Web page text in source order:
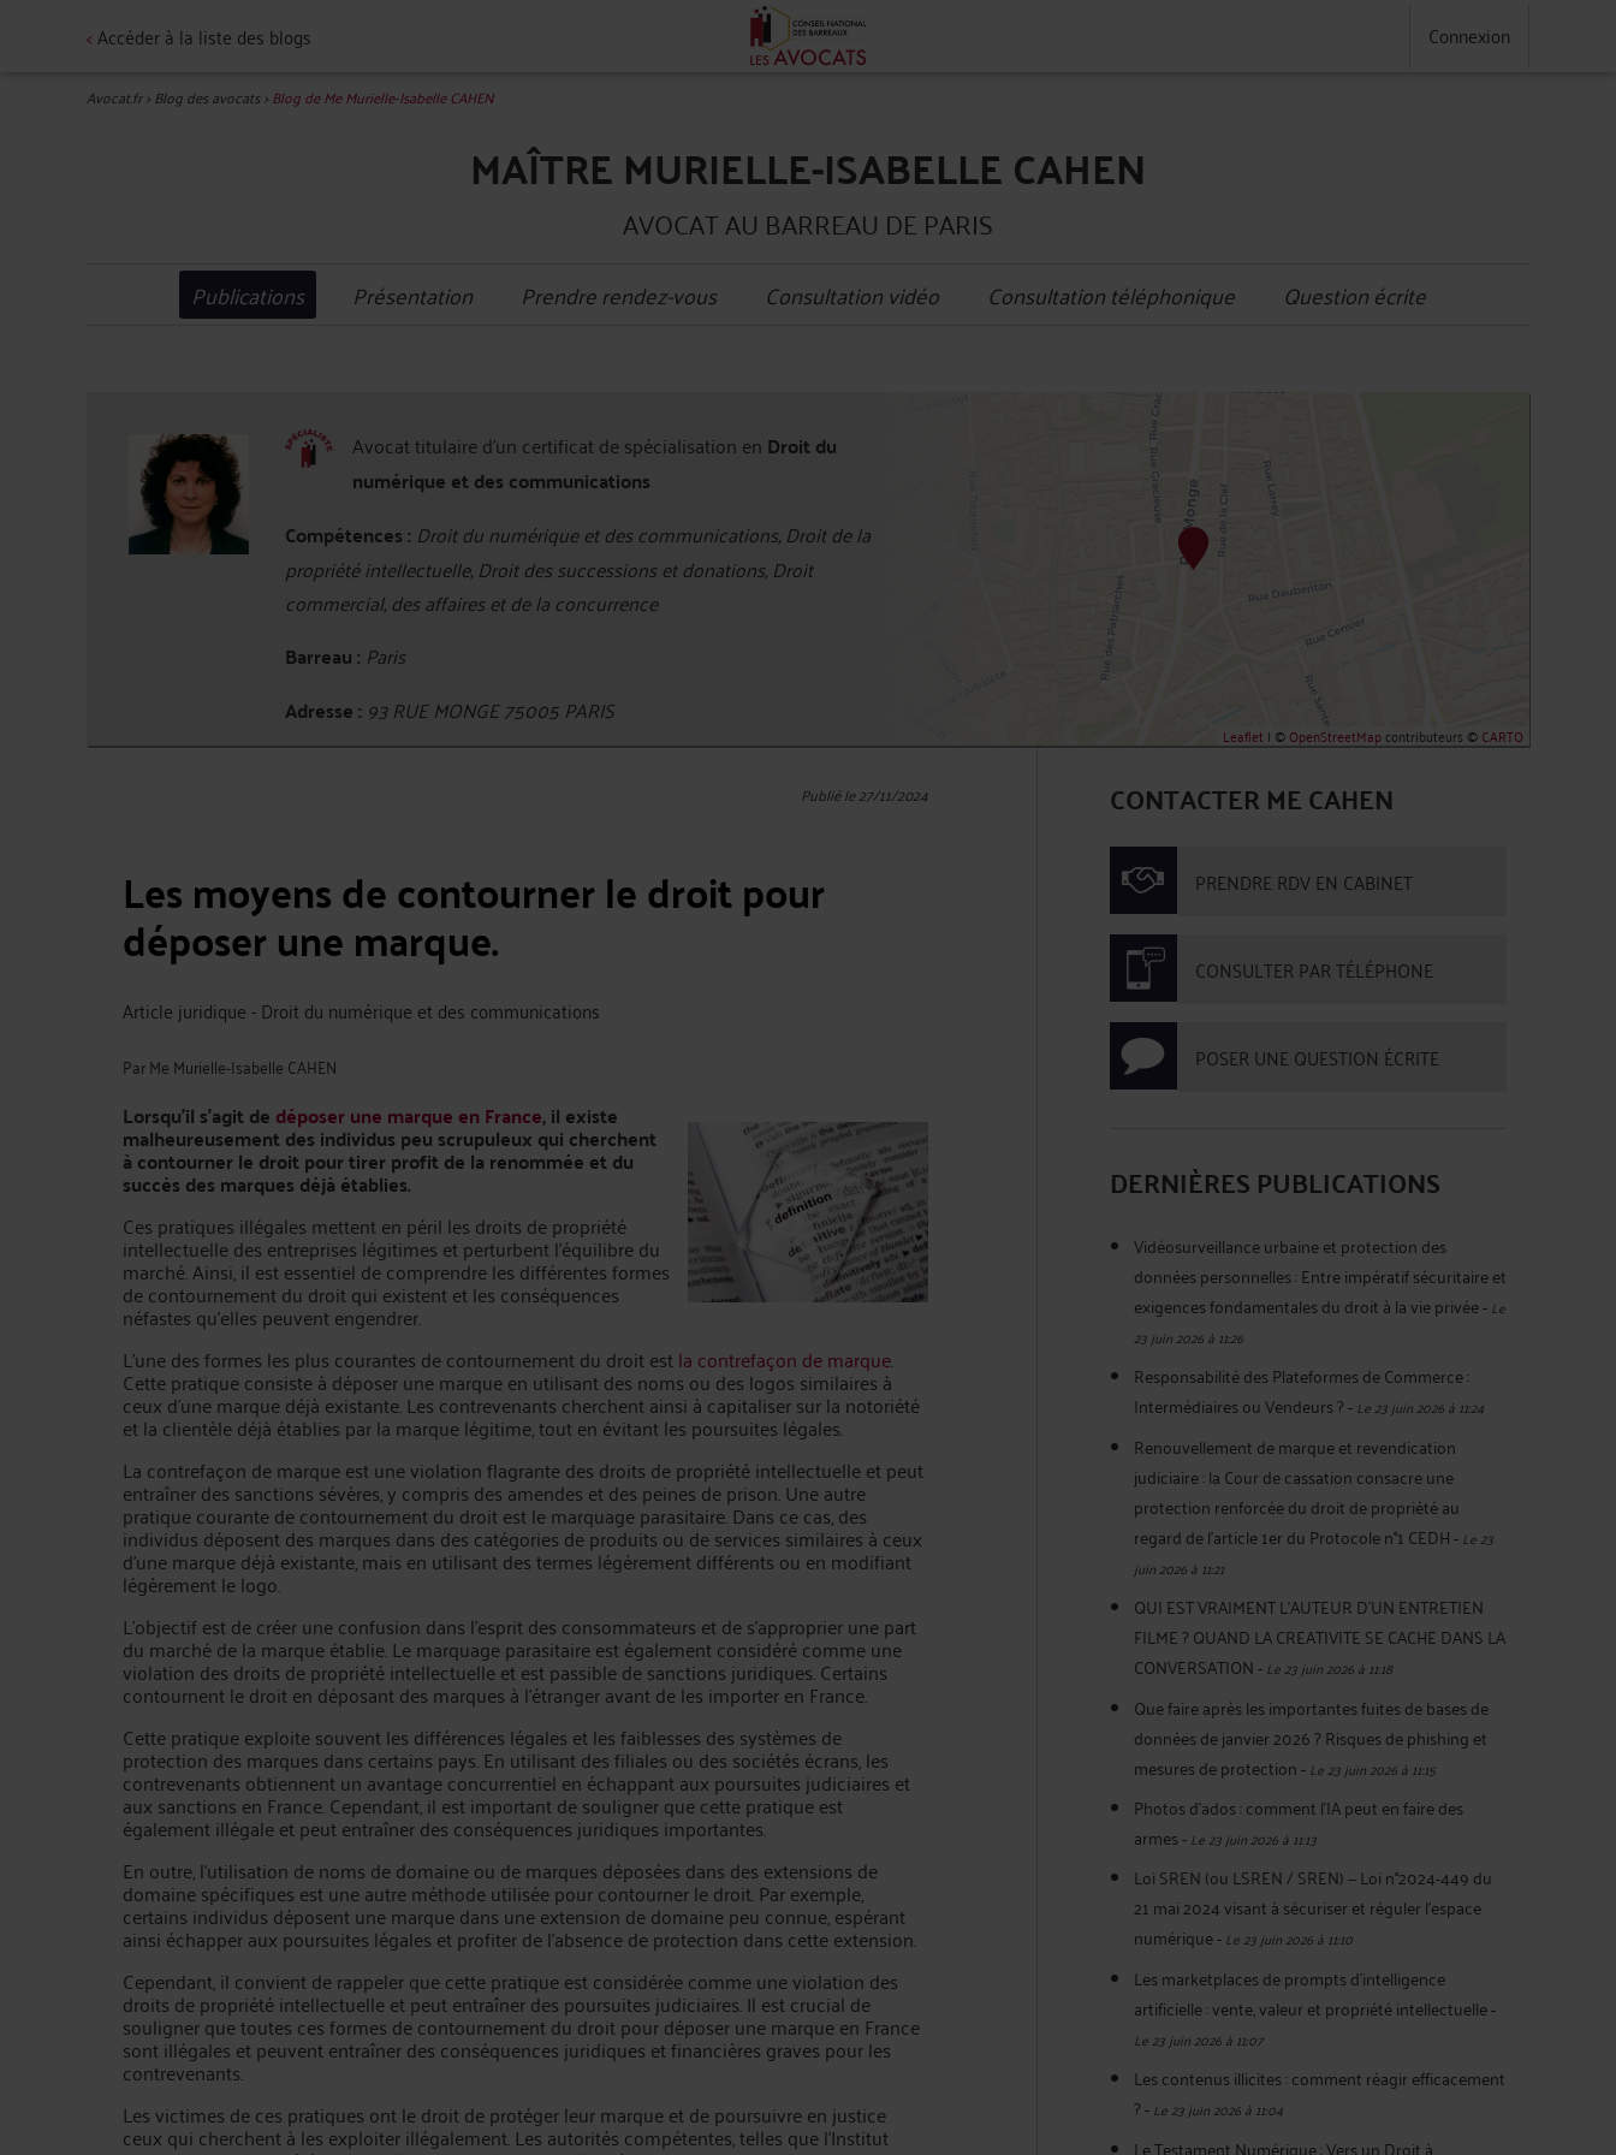
<Accéder à la liste des blogs Connexion
Avocat.fr>Blog des avocats>Blog de Me Murielle-Isabelle CAHEN
MAÎTRE MURIELLE-ISABELLE CAHEN
AVOCAT AU BARREAU DE PARIS
Publications Présentation Prendre rendez-vous Consultation vidéo Consultation téléphonique Question écrite
Avocat titulaire d'un certificat de spécialisation en Droit du
numérique et des communications
Compétences : Droit du numérique et des communications, Droit de la
propriété intellectuelle, Droit des successions et donations, Droit
commercial, des affaires et de la concurrence
Barreau : Paris
Adresse : 93 RUE MONGE 75005 PARIS
Leaflet | ©OpenStreetMapcontributeurs ©CARTO
Publié le 27/11/2024
Les moyens de contourner le droit pour
déposer une marque.
Article juridique - Droit du numérique et des communications
ParMe Murielle-Isabelle CAHEN
Lorsqu'il s'agit de déposer une marque en France, il existe
malheureusement des individus peu scrupuleux qui cherchent
à contourner le droit pour tirer profit de la renommée et du
succès des marques déjà établies.
Ces pratiques illégales mettent en péril les droits de propriété
intellectuelle des entreprises légitimes et perturbent l'équilibre du
marché. Ainsi, il est essentiel de comprendre les différentes formes
de contournement du droit qui existent et les conséquences
néfastes qu'elles peuvent engendrer.
L'une des formes les plus courantes de contournement du droit estla contrefaçon de marque.
Cette pratique consiste à déposer une marque en utilisant des noms ou des logos similaires à
ceux d'une marque déjà existante. Les contrevenants cherchent ainsi à capitaliser sur la notoriété
et la clientèle déjà établies par la marque légitime, tout en évitant les poursuites légales.
La contrefaçon de marque est une violation flagrante des droits de propriété intellectuelle et peut
entraîner des sanctions sévères, y compris des amendes et des peines de prison. Une autre
pratique courante de contournement du droit est le marquage parasitaire. Dans ce cas, des
individus déposent des marques dans des catégories de produits ou de services similaires à ceux
d'une marque déjà existante, mais en utilisant des termes légèrement différents ou en modifiant
légèrement le logo.
L'objectif est de créer une confusion dans l'esprit des consommateurs et de s'approprier une part
du marché de la marque établie. Le marquage parasitaire est également considéré comme une
violation des droits de propriété intellectuelle et est passible de sanctions juridiques. Certains
contournent le droit en déposant des marques à l'étranger avant de les importer en France.
Cette pratique exploite souvent les différences légales et les faiblesses des systèmes de
protection des marques dans certains pays. En utilisant des filiales ou des sociétés écrans, les
contrevenants obtiennent un avantage concurrentiel en échappant aux poursuites judiciaires et
aux sanctions en France. Cependant, il est important de souligner que cette pratique est
également illégale et peut entraîner des conséquences juridiques importantes.
En outre, l'utilisation de noms de domaine ou de marques déposées dans des extensions de
domaine spécifiques est une autre méthode utilisée pour contourner le droit. Par exemple,
certains individus déposent une marque dans une extension de domaine peu connue, espérant
ainsi échapper aux poursuites légales et profiter de l'absence de protection dans cette extension.
Cependant, il convient de rappeler que cette pratique est considérée comme une violation des
droits de propriété intellectuelle et peut entraîner des poursuites judiciaires. Il est crucial de
souligner que toutes ces formes de contournement du droit pour déposer une marque en France
sont illégales et peuvent entraîner des conséquences juridiques et financières graves pour les
contrevenants.
Les victimes de ces pratiques ont le droit de protéger leur marque et de poursuivre en justice
ceux qui cherchent à les exploiter illégalement. Les autorités compétentes, telles que l'Institut
CONTACTER ME CAHEN
PRENDRE RDV EN CABINET
CONSULTER PAR TÉLÉPHONE
POSER UNE QUESTION ÉCRITE
DERNIÈRES PUBLICATIONS
Vidéosurveillance urbaine et protection des
données personnelles : Entre impératif sécuritaire et
exigences fondamentales du droit à la vie privée-Le
23 juin 2026 à 11:26
Responsabilité des Plateformes de Commerce :
Intermédiaires ou Vendeurs ?-Le 23 juin 2026 à 11:24
Renouvellement de marque et revendication
judiciaire : la Cour de cassation consacre une
protection renforcée du droit de propriété au
regard de l’article 1er du Protocole n°1 CEDH-Le 23
juin 2026 à 11:21
QUI EST VRAIMENT L’AUTEUR D’UN ENTRETIEN
FILME ? QUAND LA CREATIVITE SE CACHE DANS LA
CONVERSATION-Le 23 juin 2026 à 11:18
Que faire après les importantes fuites de bases de
données de janvier 2026 ? Risques de phishing et
mesures de protection-Le 23 juin 2026 à 11:15
Photos d’ados : comment l’IA peut en faire des
armes-Le 23 juin 2026 à 11:13
Loi SREN (ou LSREN / SREN) — Loi n°2024-449 du
21 mai 2024 visant à sécuriser et réguler l’espace
numérique-Le 23 juin 2026 à 11:10
Les marketplaces de prompts d’intelligence
artificielle : vente, valeur et propriété intellectuelle-
Le 23 juin 2026 à 11:07
Les contenus illicites : comment réagir efficacement
?-Le 23 juin 2026 à 11:04
Le Testament Numérique : Vers un Droit à